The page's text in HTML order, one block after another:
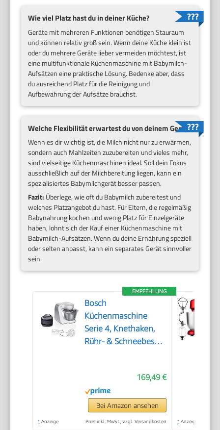
Wie viel Platz hast du in deiner Küche?
Geräte mit mehreren Funktionen benötigen Stauraum
und können relativ groß sein. Wenn deine Küche klein ist
oder du mehrere Geräte lieber vermeiden möchtest, ist
eine multifunktionale Küchenmaschine mit Babymilch-
Aufsätzen eine praktische Lösung. Bedenke aber, dass
du ausreichend Platz für die Reinigung und
Aufbewahrung der Aufsätze brauchst.
Welche Flexibilität erwartest du von deinem Gerät?
Wenn es dir wichtig ist, die Milch nicht nur zu erwärmen,
sondern auch Mahlzeiten zuzubereiten und vieles mehr,
sind vielseitige Küchenmaschinen ideal. Soll dein Fokus
ausschließlich auf der Milchbereitung liegen, kann ein
spezialisiertes Babymilchgerät besser passen.
Fazit: Überlege, wie oft du Babymilch zubereitest und
welches Platzangebot du hast. Für Eltern, die regelmäßig
Babynahrung kochen und wenig Platz für Einzelgeräte
haben, lohnt sich der Kauf einer Küchenmaschine mit
Babymilch-Aufsätzen. Wenn du deine Ernährung speziell
oder selten anpasst, kann ein separates Gerät sinnvoller
sein.
EMPFEHLUNG
Bosch
Küchenmaschine
Serie 4, Knethaken,
Rühr- & Schneebesen
spülmaschinenfest,
3D Rührsystem,
weiß/silber,
MUM58200
169,49 €
Bei Amazon ansehen
* Anzeige Preis inkl. MwSt., zzgl. Versandkosten * Anzeige